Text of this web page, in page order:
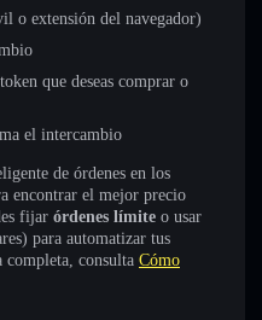
o extensión del navegador)
que deseas comprar o
el intercambio
de órdenes en los
encontrar el mejor precio
fijar órdenes límite o usar
para automatizar tus
completa, consulta Cómo